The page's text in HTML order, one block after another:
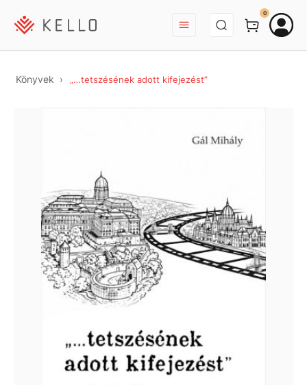
BEJELENTKEZÉS
0
Könyvek „…tetszésének adott kifejezést”